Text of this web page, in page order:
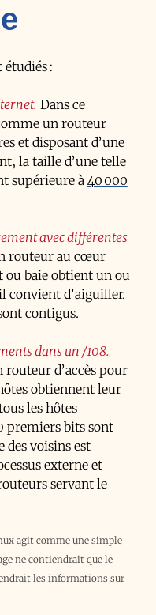
:
Dans ce
un routeur
et disposant d’une
la taille d’une telle
supérieure à 40 000
avec différentes
routeur au cœur
ou baie obtient un ou
convient d’aiguiller.
contigus.
dans un /108
d’accès pour
obtiennent leur
les hôtes
premiers bits sont
des voisins est
externe et
servant le
agit comme une simple
ne contiendrait que le
les informations sur